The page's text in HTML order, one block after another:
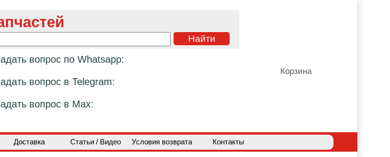
вопрос по Whatsapp:
вопрос в Telegram:
вопрос в Max:
Корзина
Доставка Статьи / Видео Условия возврата Контакты